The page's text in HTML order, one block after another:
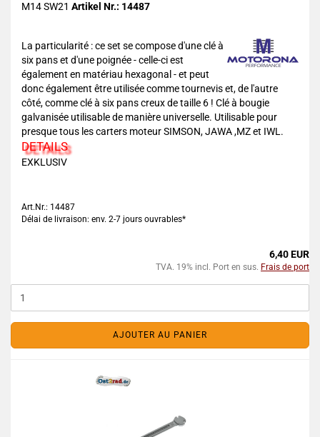
M14 SW21 Artikel Nr.: 14487
La particularité : ce set se compose d'une clé à
six pans et d'une poignée - celle-ci est
également en matériau hexagonal - et peut
donc également être utilisée comme tournevis et, de l'autre
côté, comme clé à six pans creux de taille 6 ! Clé à bougie
galvanisée utilisable de manière universelle. Utilisable pour
presque tous les carters moteur SIMSON, JAWA ,MZ et IWL.
DETAILS
EXKLUSIV
Art.Nr.: 14487
Délai de livraison: env. 2-7 jours ouvrables*
6,40 EUR
TVA. 19% incl. Port en sus. Frais de port
AJOUTER AU PANIER